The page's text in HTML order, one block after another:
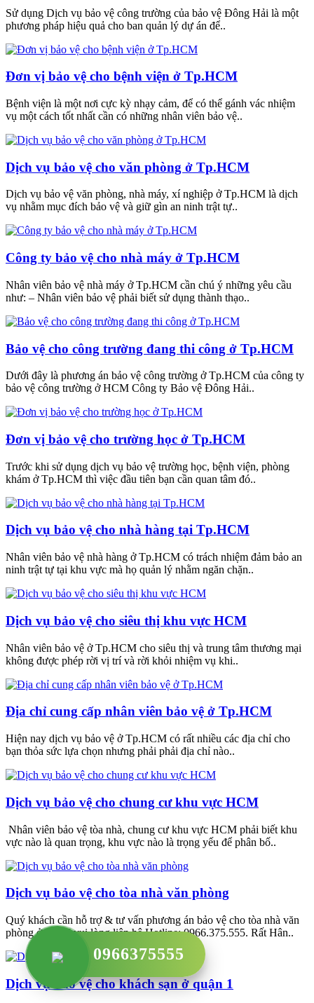
Sử dụng Dịch vụ bảo vệ công trường của bảo vệ Đông Hải là một
phương pháp hiệu quả cho ban quản lý dự án để..
Đơn vị bảo vệ cho bệnh viện ở Tp.HCM
Bệnh viện là một nơi cực kỳ nhạy cảm, để có thể gánh vác nhiệm
vụ một cách tốt nhất cần có những nhân viên bảo vệ..
Dịch vụ bảo vệ cho văn phòng ở Tp.HCM
Dịch vụ bảo vệ văn phòng, nhà máy, xí nghiệp ở Tp.HCM là dịch
vụ nhằm mục đích bảo vệ và giữ gìn an ninh trật tự..
Công ty bảo vệ cho nhà máy ở Tp.HCM
Nhân viên bảo vệ nhà máy ở Tp.HCM cần chú ý những yêu cầu
như: – Nhân viên bảo vệ phải biết sử dụng thành thạo..
Bảo vệ cho công trường đang thi công ở Tp.HCM
Dưới đây là phương án bảo vệ công trường ở Tp.HCM của công ty
bảo vệ công trường ở HCM Công ty Bảo vệ Đông Hải..
Đơn vị bảo vệ cho trường học ở Tp.HCM
Trước khi sử dụng dịch vụ bảo vệ trường học, bệnh viện, phòng
khám ở Tp.HCM thì việc đầu tiên bạn cần quan tâm đó..
Dịch vụ bảo vệ cho nhà hàng tại Tp.HCM
Nhân viên bảo vệ nhà hàng ở Tp.HCM có trách nhiệm đảm bảo an
ninh trật tự tại khu vực mà họ quản lý nhằm ngăn chặn..
Dịch vụ bảo vệ cho siêu thị khu vực HCM
Nhân viên bảo vệ ở Tp.HCM cho siêu thị và trung tâm thương mại
không được phép rời vị trí và rời khỏi nhiệm vụ khi..
Địa chỉ cung cấp nhân viên bảo vệ ở Tp.HCM
Hiện nay dịch vụ bảo vệ ở Tp.HCM có rất nhiều các địa chỉ cho
bạn thỏa sức lựa chọn nhưng phải phải địa chỉ nào..
Dịch vụ bảo vệ cho chung cư khu vực HCM
Nhân viên bảo vệ tòa nhà, chung cư khu vực HCM phải biết khu
vực nào là quan trọng, khu vực nào là trọng yếu để phân bố..
Dịch vụ bảo vệ cho tòa nhà văn phòng
Quý khách cần hỗ trợ & tư vấn phương án bảo vệ cho tòa nhà văn
phòng ở HCM vui lòng liên hệ Hotline: 0966.375.555. Rất Hân..
Dịch vụ bảo vệ cho khách sạn ở quận 1
0966375555